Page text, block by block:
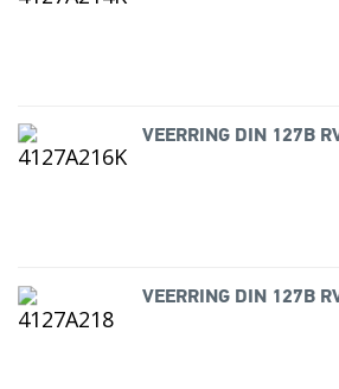
VEERRING DIN 127B
VEERRING DIN 127B